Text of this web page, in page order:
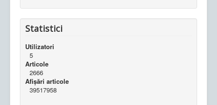
Statistici
Utilizatori
5
Articole
2666
Afișări articole
39517958